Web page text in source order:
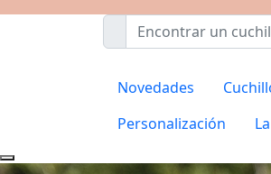
Novedades
Personalización